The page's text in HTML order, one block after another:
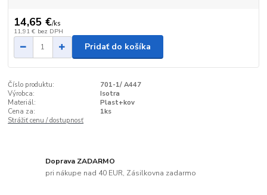
14,65 €/ks
11,91 € bez DPH
Pridať do košíka
Číslo produktu:
701-1/ A447
Výrobca:
Isotra
Materiál:
Plast+kov
Cena za:
1ks
Strážiť cenu / dostupnosť
Doprava ZADARMO
pri nákupe nad 40 EUR, Zásilkovna zadarmo